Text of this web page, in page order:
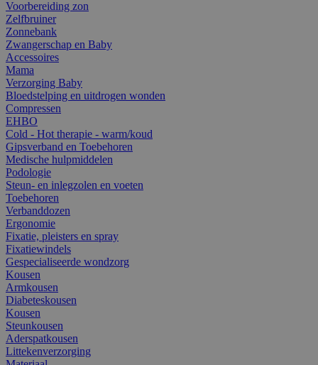
Voorbereiding zon
Zelfbruiner
Zonnebank
Zwangerschap en Baby
Accessoires
Mama
Verzorging Baby
Bloedstelping en uitdrogen wonden
Compressen
EHBO
Cold - Hot therapie - warm/koud
Gipsverband en Toebehoren
Medische hulpmiddelen
Podologie
Steun- en inlegzolen en voeten
Toebehoren
Verbanddozen
Ergonomie
Fixatie, pleisters en spray
Fixatiewindels
Gespecialiseerde wondzorg
Kousen
Armkousen
Diabeteskousen
Kousen
Steunkousen
Aderspatkousen
Littekenverzorging